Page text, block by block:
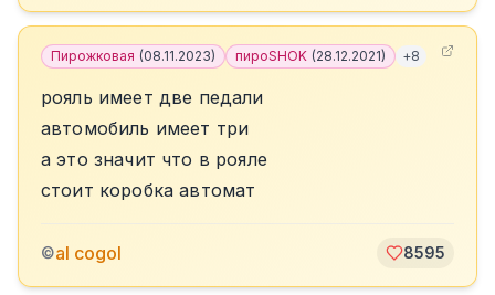
Пирожковая (08.11.2023) пироSHOK (28.12.2021) +8
рояль имеет две педали
автомобиль имеет три
а это значит что в рояле
стоит коробка автомат
©al cogol 8595